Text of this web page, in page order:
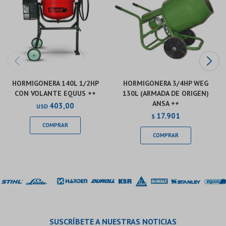
HORMIGONERA 140L 1/2HP
CON VOLANTE EQUUS ++
USD 403,00
HORMIGONERA 3/4HP WEG
130L (ARMADA DE ORIGEN)
ANSA ++
$ 17.901
SUSCRÍBETE A NUESTRAS NOTICIAS